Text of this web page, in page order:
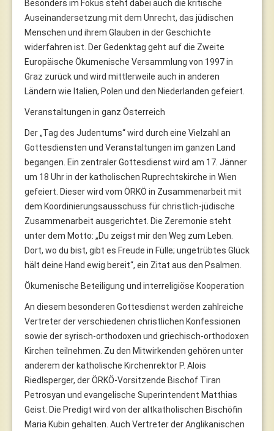
Besonders im Fokus steht dabei auch die kritische
Auseinandersetzung mit dem Unrecht, das jüdischen
Menschen und ihrem Glauben in der Geschichte
widerfahren ist. Der Gedenktag geht auf die Zweite
Europäische Ökumenische Versammlung von 1997 in
Graz zurück und wird mittlerweile auch in anderen
Ländern wie Italien, Polen und den Niederlanden gefeiert.
Veranstaltungen in ganz Österreich
Der „Tag des Judentums“ wird durch eine Vielzahl an
Gottesdiensten und Veranstaltungen im ganzen Land
begangen. Ein zentraler Gottesdienst wird am 17. Jänner
um 18 Uhr in der katholischen Ruprechtskirche in Wien
gefeiert. Dieser wird vom ÖRKÖ in Zusammenarbeit mit
dem Koordinierungsausschuss für christlich-jüdische
Zusammenarbeit ausgerichtet. Die Zeremonie steht
unter dem Motto: „Du zeigst mir den Weg zum Leben.
Dort, wo du bist, gibt es Freude in Fülle; ungetrübtes Glück
hält deine Hand ewig bereit“, ein Zitat aus den Psalmen.
Ökumenische Beteiligung und interreligiöse Kooperation
An diesem besonderen Gottesdienst werden zahlreiche
Vertreter der verschiedenen christlichen Konfessionen
sowie der syrisch-orthodoxen und griechisch-orthodoxen
Kirchen teilnehmen. Zu den Mitwirkenden gehören unter
anderem der katholische Kirchenrektor P. Alois
Riedlsperger, der ÖRKÖ-Vorsitzende Bischof Tiran
Petrosyan und evangelische Superintendent Matthias
Geist. Die Predigt wird von der altkatholischen Bischöfin
Maria Kubin gehalten. Auch Vertreter der Anglikanischen